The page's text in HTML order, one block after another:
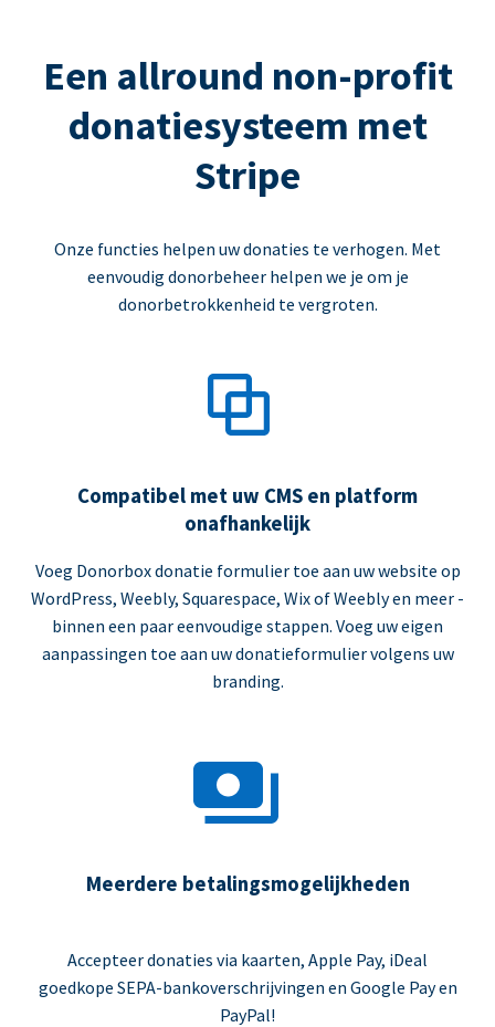
Een allround non-profit
donatiesysteem met
Stripe
Onze functies helpen uw donaties te verhogen. Met
eenvoudig donorbeheer helpen we je om je
donorbetrokkenheid te vergroten.
Compatibel met uw CMS en platform
onafhankelijk
Voeg Donorbox donatie formulier toe aan uw website op
WordPress, Weebly, Squarespace, Wix of Weebly en meer -
binnen een paar eenvoudige stappen. Voeg uw eigen
aanpassingen toe aan uw donatieformulier volgens uw
branding.
Meerdere betalingsmogelijkheden
Accepteer donaties via kaarten, Apple Pay, iDeal
goedkope SEPA-bankoverschrijvingen en Google Pay en
PayPal!